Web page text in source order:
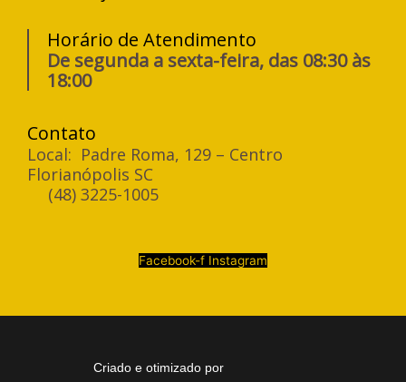
Horário de Atendimento
De segunda a sexta-feira, das 08:30 às
18:00
Contato
Local: Padre Roma, 129 – Centro
Florianópolis SC
(48) 3225-1005
Facebook-f Instagram
Criado e otimizado por